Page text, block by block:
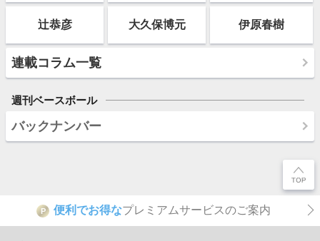
辻恭彦 大久保博元 伊原春樹
連載コラム一覧
週刊ベースボール
バックナンバー
P 便利でお得なプレミアムサービスのご案内